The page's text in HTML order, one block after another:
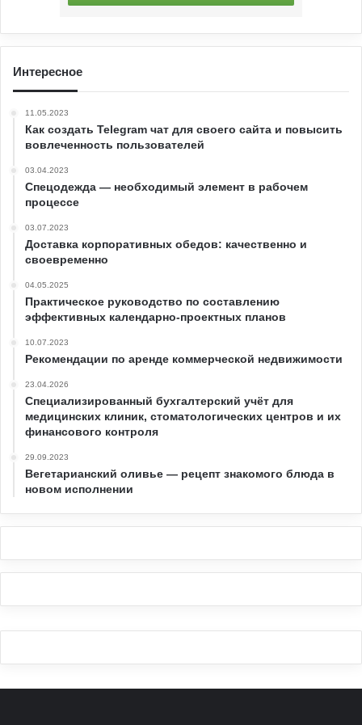
Интересное
11.05.2023
Как создать Telegram чат для своего сайта и повысить
вовлеченность пользователей
03.04.2023
Спецодежда — необходимый элемент в рабочем
процессе
03.07.2023
Доставка корпоративных обедов: качественно и
своевременно
04.05.2025
Практическое руководство по составлению
эффективных календарно-проектных планов
10.07.2023
Рекомендации по аренде коммерческой недвижимости
23.04.2026
Специализированный бухгалтерский учёт для
медицинских клиник, стоматологических центров и их
финансового контроля
29.09.2023
Вегетарианский оливье — рецепт знакомого блюда в
новом исполнении